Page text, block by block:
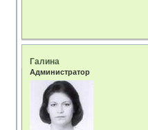
Галина
Администратор